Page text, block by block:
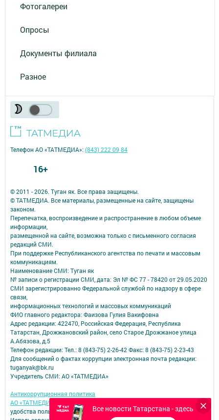
Фотогалереи
Опросы
Документы филиала
Разное
Все новости Татарстана - здесь
© 2011 - 2026. Туган як. Все права защищены.
© ТАТМЕДИА. Все материалы, размещенные на сайте, защищены
законом.
Перепечатка, воспроизведение и распространение в любом объеме
информации,
размещенной на сайте, возможна только с письменного согласия
редакций СМИ.
При поддержке Республиканского агентства по печати и массовым
коммуникациям.
Наименование СМИ: Туган як
№ записи о регистрации СМИ, дата: Эл № ФС 77 - 78420 от 29.05.2020
СМИ зарегистрированно Федеральной службой по надзору в сфере
связи,
информационных технологий и массовых коммуникаций
ФИО главного редактора: Фаизова Гулия Вакифовна
Адрес редакции: 422470, Российская Федерация, Республика
Татарстан, Дрожжановский район, село Старое Дрожжаное улица
А.Абязова, д.5
Телефон редакции: Тел.: 8 (843-75) 2-26-42 Факс: 8 (843-75) 2-23-43
Для сообщений о фактах коррупции электронная почта редакции:
tuganyak@bk.ru
Учредитель СМИ: АО «ТАТМЕДИА»
Антикоррупционная политика
АО «ТАТМЕДИА» использует «cookie»
для персонализации сервисов и
удобства пользователей сайтом.
Телефон АО «ТАТМЕДИА»:(843) 222 09 84
16+